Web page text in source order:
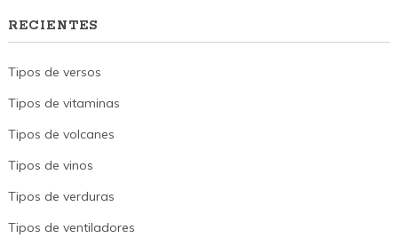
RECIENTES
Tipos de versos
Tipos de vitaminas
Tipos de volcanes
Tipos de vinos
Tipos de verduras
Tipos de ventiladores